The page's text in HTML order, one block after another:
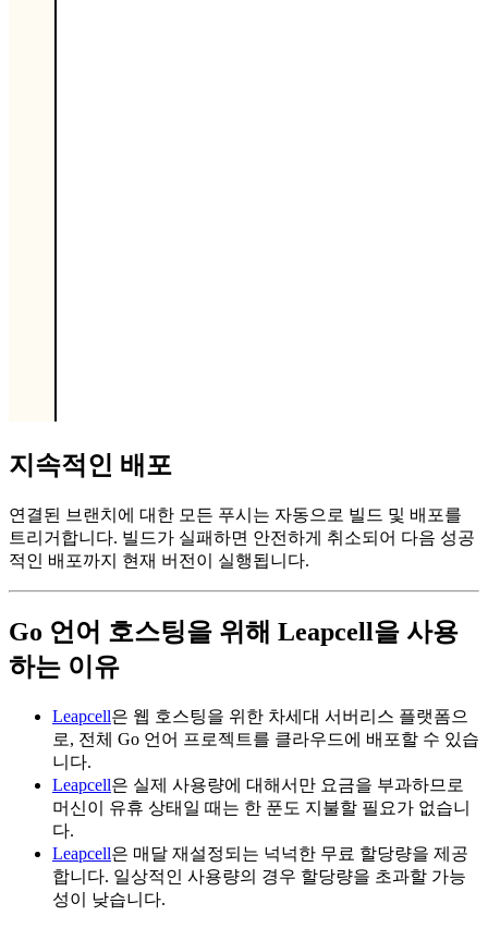
지속적인 배포
연결된 브랜치에 대한 모든 푸시는 자동으로 빌드 및 배포를
트리거합니다. 빌드가 실패하면 안전하게 취소되어 다음 성공
적인 배포까지 현재 버전이 실행됩니다.
Go 언어 호스팅을 위해 Leapcell을 사용
하는 이유
Leapcell은 웹 호스팅을 위한 차세대 서버리스 플랫폼으
로, 전체 Go 언어 프로젝트를 클라우드에 배포할 수 있습
니다.
Leapcell은 실제 사용량에 대해서만 요금을 부과하므로
머신이 유휴 상태일 때는 한 푼도 지불할 필요가 없습니
다.
Leapcell은 매달 재설정되는 넉넉한 무료 할당량을 제공
합니다. 일상적인 사용량의 경우 할당량을 초과할 가능
성이 낮습니다.